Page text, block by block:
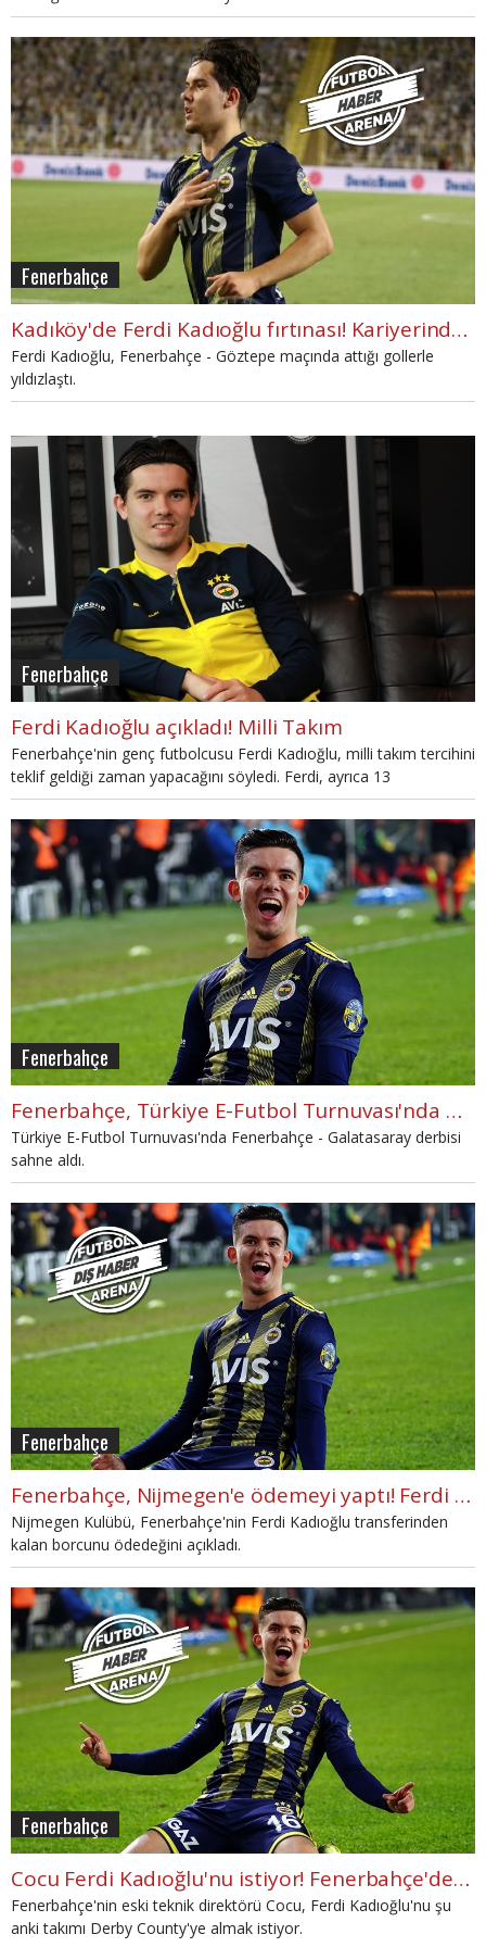
Fenerbahçe
Kadıköy'de Ferdi Kadıoğlu fırtınası! Kariyerinde ilk kez
Ferdi Kadıoğlu, Fenerbahçe - Göztepe maçında attığı gollerle
yıldızlaştı.
Fenerbahçe
Ferdi Kadıoğlu açıkladı! Milli Takım
Fenerbahçe'nin genç futbolcusu Ferdi Kadıoğlu, milli takım tercihini
teklif geldiği zaman yapacağını söyledi. Ferdi, ayrıca 13
yaşındayken Türkiye'den milli takım için davet aldığını da açıkladı.
Fenerbahçe
Fenerbahçe, Türkiye E-Futbol Turnuvası'nda Galatasaray'ı eledi
Türkiye E-Futbol Turnuvası'nda Fenerbahçe - Galatasaray derbisi
sahne aldı.
Fenerbahçe
Fenerbahçe, Nijmegen'e ödemeyi yaptı! Ferdi Kadıoğlu...
Nijmegen Kulübü, Fenerbahçe'nin Ferdi Kadıoğlu transferinden
kalan borcunu ödedeğini açıkladı.
Fenerbahçe
Cocu Ferdi Kadıoğlu'nu istiyor! Fenerbahçe'den rekor talep
Fenerbahçe'nin eski teknik direktörü Cocu, Ferdi Kadıoğlu'nu şu
anki takımı Derby County'ye almak istiyor.